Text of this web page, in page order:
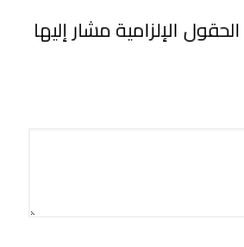
الحقول الإلزامية مشار إليها